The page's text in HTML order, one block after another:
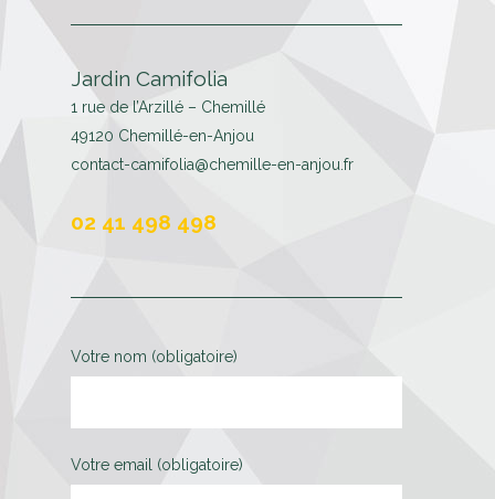
Jardin Camifolia
1 rue de l’Arzillé – Chemillé
49120 Chemillé-en-Anjou
contact-camifolia@chemille-en-anjou.fr
02 41 498 498
Votre nom (obligatoire)
Votre email (obligatoire)